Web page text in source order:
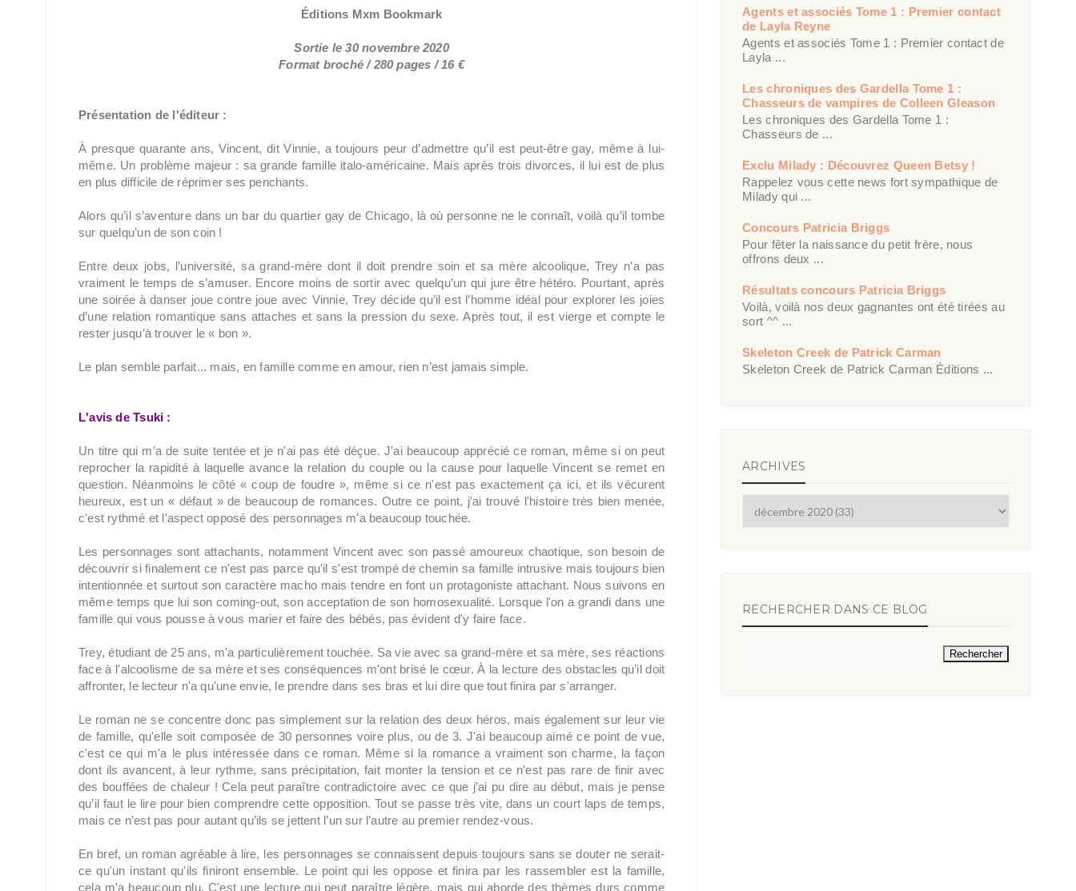
Éditions Mxm Bookmark
Sortie le 30 novembre 2020
Format broché / 280 pages / 16 €
Présentation de l'éditeur :
À presque quarante ans, Vincent, dit Vinnie, a toujours peur d’admettre qu’il est peut-être gay, même à lui-
même. Un problème majeur : sa grande famille italo-américaine. Mais après trois divorces, il lui est de plus
en plus difficile de réprimer ses penchants.
Alors qu’il s’aventure dans un bar du quartier gay de Chicago, là où personne ne le connaît, voilà qu’il tombe
sur quelqu’un de son coin !
Entre deux jobs, l’université, sa grand-mère dont il doit prendre soin et sa mère alcoolique, Trey n’a pas
vraiment le temps de s’amuser. Encore moins de sortir avec quelqu’un qui jure être hétéro. Pourtant, après
une soirée à danser joue contre joue avec Vinnie, Trey décide qu’il est l’homme idéal pour explorer les joies
d’une relation romantique sans attaches et sans la pression du sexe. Après tout, il est vierge et compte le
rester jusqu’à trouver le « bon ».
Le plan semble parfait... mais, en famille comme en amour, rien n’est jamais simple.
L'avis de Tsuki :
Un titre qui m'a de suite tentée et je n'ai pas été déçue. J'ai beaucoup apprécié ce roman, même si on peut
reprocher la rapidité à laquelle avance la relation du couple ou la cause pour laquelle Vincent se remet en
question. Néanmoins le côté « coup de foudre », même si ce n'est pas exactement ça ici, et ils vécurent
heureux, est un « défaut » de beaucoup de romances. Outre ce point, j'ai trouvé l'histoire très bien menée,
c'est rythmé et l'aspect opposé des personnages m'a beaucoup touchée.
Les personnages sont attachants, notamment Vincent avec son passé amoureux chaotique, son besoin de
découvrir si finalement ce n'est pas parce qu'il s'est trompé de chemin sa famille intrusive mais toujours bien
intentionnée et surtout son caractère macho mais tendre en font un protagoniste attachant. Nous suivons en
même temps que lui son coming-out, son acceptation de son homosexualité. Lorsque l'on a grandi dans une
famille qui vous pousse à vous marier et faire des bébés, pas évident d'y faire face.
Trey, étudiant de 25 ans, m'a particulièrement touchée. Sa vie avec sa grand-mère et sa mère, ses réactions
face à l'alcoolisme de sa mère et ses conséquences m'ont brisé le cœur. À la lecture des obstacles qu’il doit
affronter, le lecteur n'a qu'une envie, le prendre dans ses bras et lui dire que tout finira par s'arranger.
Le roman ne se concentre donc pas simplement sur la relation des deux héros, mais également sur leur vie
de famille, qu'elle soit composée de 30 personnes voire plus, ou de 3. J'ai beaucoup aimé ce point de vue,
c'est ce qui m'a le plus intéressée dans ce roman. Même si la romance a vraiment son charme, la façon
dont ils avancent, à leur rythme, sans précipitation, fait monter la tension et ce n'est pas rare de finir avec
des bouffées de chaleur ! Cela peut paraître contradictoire avec ce que j’ai pu dire au début, mais je pense
qu’il faut le lire pour bien comprendre cette opposition. Tout se passe très vite, dans un court laps de temps,
mais ce n’est pas pour autant qu’ils se jettent l’un sur l’autre au premier rendez-vous.
En bref, un roman agréable à lire, les personnages se connaissent depuis toujours sans se douter ne serait-
ce qu'un instant qu'ils finiront ensemble. Le point qui les oppose et finira par les rassembler est la famille,
cela m'a beaucoup plu. C'est une lecture qui peut paraître légère, mais qui aborde des thèmes durs comme
Agents et associés Tome 1 : Premier contact
de Layla Reyne
Agents et associés Tome 1 : Premier contact de
Layla ...
Les chroniques des Gardella Tome 1 :
Chasseurs de vampires de Colleen Gleason
Les chroniques des Gardella Tome 1 :
Chasseurs de ...
Exclu Milady : Découvrez Queen Betsy !
Rappelez vous cette news fort sympathique de
Milady qui ...
Concours Patricia Briggs
Pour fêter la naissance du petit frère, nous
offrons deux ...
Résultats concours Patricia Briggs
Voilà, voilà nos deux gagnantes ont été tirées au
sort ^^ ...
Skeleton Creek de Patrick Carman
Skeleton Creek de Patrick Carman Éditions ...
ARCHIVES
RECHERCHER DANS CE BLOG